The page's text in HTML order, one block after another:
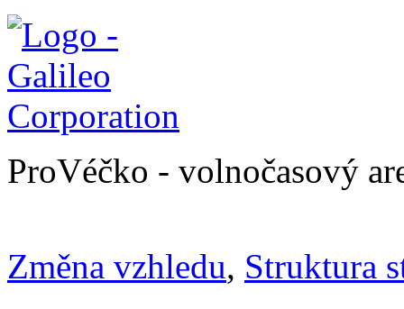
ProVéčko - volnočasový
Změna vzhledu, Struktura